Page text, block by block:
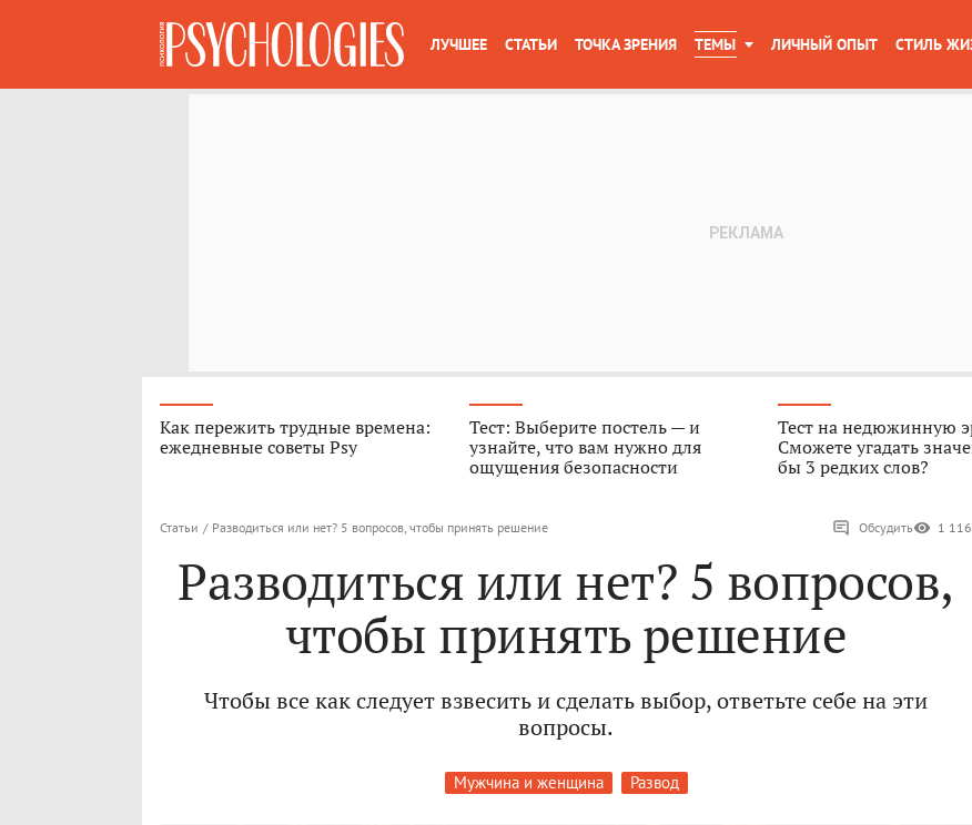
ЛУЧШЕЕ СТАТЬИ ТОЧКА ЗРЕНИЯ ТЕМЫ ЛИЧНЫЙ ОПЫТ СТИЛЬ
Как пережить трудные времена:
ежедневные советы Psy
Тест: Выберите постель — и
узнайте, что вам нужно для
ощущения безопасности
Тест на недюжинную
Сможете угадать
бы 3 редких слов?
Статьи / Разводиться или нет? 5 вопросов, чтобы принять решение Обсудить 1 116
Разводиться или нет? 5 вопросов,
чтобы принять решение
Чтобы все как следует взвесить и сделать выбор, ответьте себе на эти
вопросы.
Мужчина и женщина Развод